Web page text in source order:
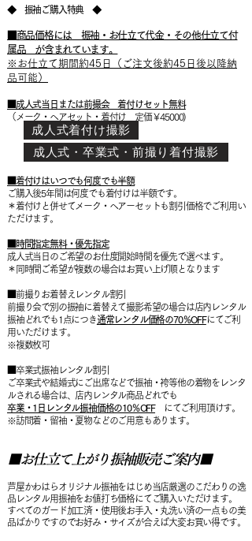
◆ 振袖ご購入特典 ◆
■商品価格には 振袖・お仕立て代金・その他仕立て付
属品 が含まれています。
※お仕立て期間約45日（ご注文後約45日後以降納
品可能）
■成人式当日 または前撮会 着付けセット無料
（メーク・ヘアセット・着付け 定価￥45000)
■着付けはいつでも何度でも半額
ご購入後5年間は何度でも着付けは半額です。
＊着付けと併せてメーク・ヘアーセットも割引価格でご利用い
ただけます。
■時間指定無料・優先指定
成人式当日のご希望のお仕度開始時間を優先で選べます。
＊同時間ご希望が複数の場合はお買い上げ順となります
■前撮りお着替えレンタル割引
前撮り会で別の振袖に着替えて撮影希望の場合は店内レンタル
振袖どれでも1点につき通常レンタル価格の70％OFFにてご利
用いただけます。
※複数枚可
■卒業式振袖レンタル割引
ご卒業式や結婚式にご出席などで振袖・袴等他の着物をレンタ
ルされる場合は、店内レンタル商品どれでも
卒業・1日レンタル振袖価格の10％OFFにてご利用頂けす。
※訪問着・留袖・夏物などのご用意もあります。
■お仕立て上がり振袖販売ご案内■
芦屋かわはらオリジナル振袖をはじめ当店厳選のこだわりの逸
品レンタル用振袖をお値打ち価格にてご購入いただけます。
すべてのガード加工済・使用後お手入・丸洗い済の一点もの美
品ばかりですのでお好み・サイズが合えば大変お買い得です。
成人式着付け撮影
成人式・卒業式・前撮り着付撮影